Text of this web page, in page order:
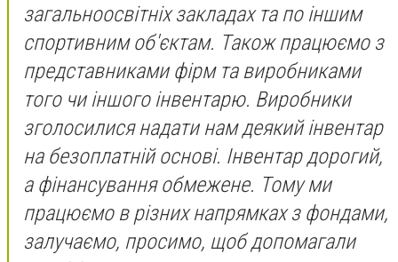
загальноосвітніх закладах та по іншим
спортивним об'єктам. Також працюємо з
представниками фірм та виробниками
того чи іншого інвентарю. Виробники
зголосилися надати нам деякий інвентар
на безоплатній основі. Інвентар дорогий,
а фінансування обмежене. Тому ми
працюємо в різних напрямках з фондами,
залучаємо, просимо, щоб допомагали